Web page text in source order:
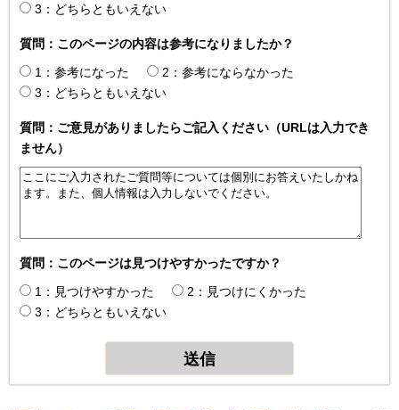
3：どちらともいえない
質問：このページの内容は参考になりましたか？
1：参考になった
2：参考にならなかった
3：どちらともいえない
質問：ご意見がありましたらご記入ください（URLは入力でき
ません）
質問：このページは見つけやすかったですか？
1：見つけやすかった
2：見つけにくかった
3：どちらともいえない